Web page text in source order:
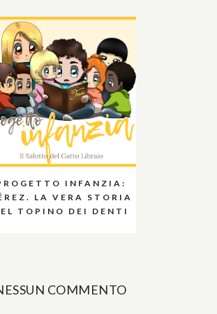
INFANZIA:
LA VERA STORIA
TOPINO DEI DENTI
COMMENTO